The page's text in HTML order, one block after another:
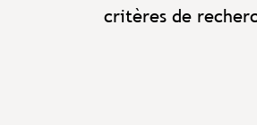
critères de